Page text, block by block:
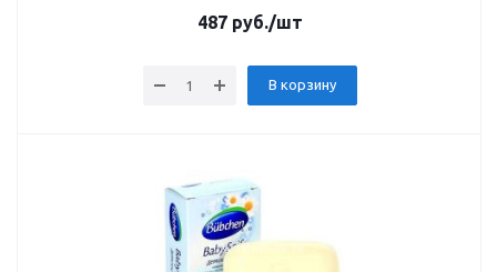
487руб./шт
В корзину